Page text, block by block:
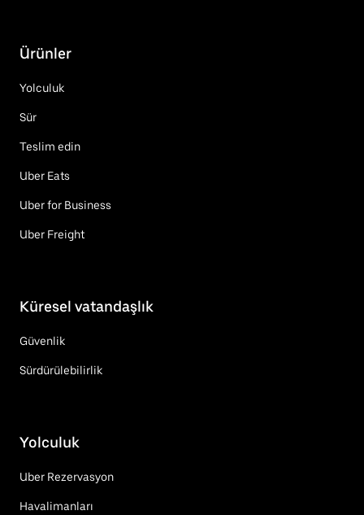
Ürünler
Yolculuk
Sür
Teslim edin
Uber Eats
Uber for Business
Uber Freight
Küresel vatandaşlık
Güvenlik
Sürdürülebilirlik
Yolculuk
Uber Rezervasyon
Havalimanları